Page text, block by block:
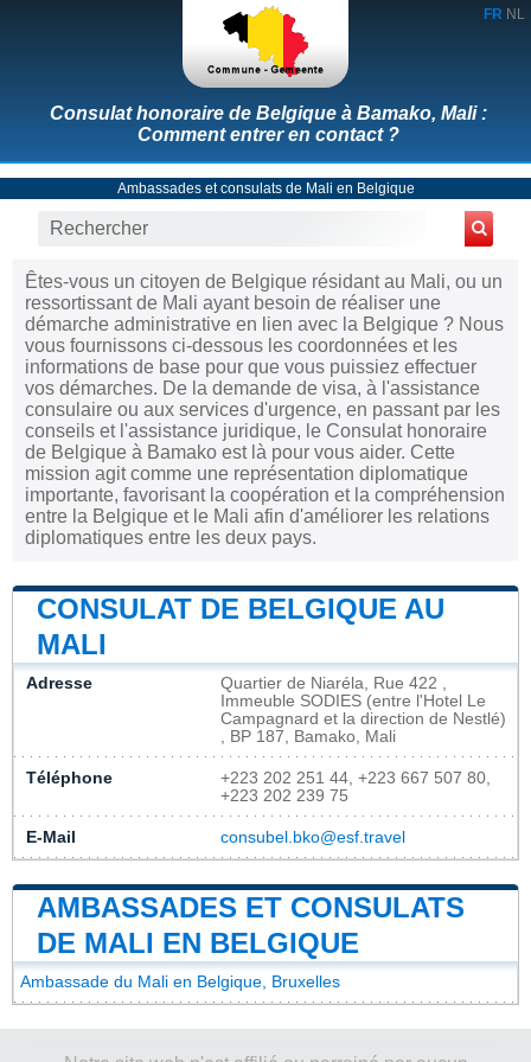
FR NL
Consulat honoraire de Belgique à Bamako, Mali :
Comment entrer en contact ?
Ambassades et consulats de Mali en Belgique
Êtes-vous un citoyen de Belgique résidant au Mali, ou un
ressortissant de Mali ayant besoin de réaliser une
démarche administrative en lien avec la Belgique ? Nous
vous fournissons ci-dessous les coordonnées et les
informations de base pour que vous puissiez effectuer
vos démarches. De la demande de visa, à l'assistance
consulaire ou aux services d'urgence, en passant par les
conseils et l'assistance juridique, le Consulat honoraire
de Belgique à Bamako est là pour vous aider. Cette
mission agit comme une représentation diplomatique
importante, favorisant la coopération et la compréhension
entre la Belgique et le Mali afin d'améliorer les relations
diplomatiques entre les deux pays.
CONSULAT DE BELGIQUE AU
MALI
Adresse
Quartier de Niaréla, Rue 422 ,
Immeuble SODIES (entre l'Hotel Le
Campagnard et la direction de Nestlé)
, BP 187, Bamako, Mali
Téléphone
+223 202 251 44, +223 667 507 80,
+223 202 239 75
E-Mail consubel.bko@esf.travel
AMBASSADES ET CONSULATS
DE MALI EN BELGIQUE
Ambassade du Mali en Belgique, Bruxelles